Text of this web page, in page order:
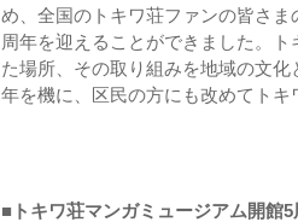
め、全国のトキワ荘ファンの皆さ
周年を迎えることができました。
た場所、その取り組みを地域の文
年を機に、区民の方にも改めてト
■トキワ荘マンガミュージアム開